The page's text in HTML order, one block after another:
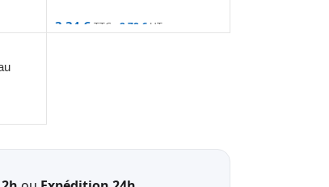
3,34 € TTC - 2,78 € HT